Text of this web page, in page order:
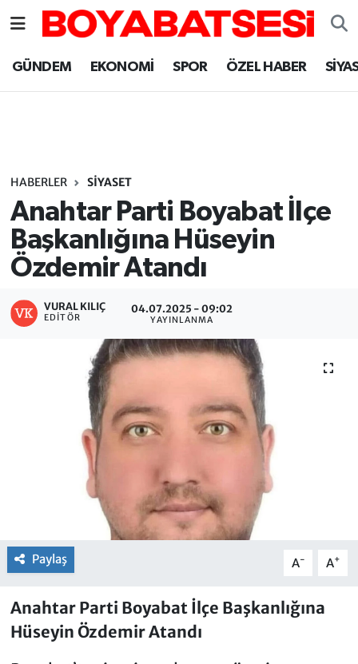
GÜNDEM EKONOMİ SPOR ÖZEL HABER
HABERLER SİYASET
Anahtar Parti Boyabat İlçe
Başkanlığına Hüseyin
Özdemir Atandı
VURAL KILIÇ
EDITÖR
04.07.2025 - 09:02
YAYINLANMA
Paylaş A- A+
Anahtar Parti Boyabat İlçe Başkanlığına
Hüseyin Özdemir Atandı
Sinop Nöbetçi Eczaneler
Sinop Trafik Yoğunluk Haritası
Süper Lig Puan Durumu ve Fikstür
Tüm Manşetler
Son Dakika Haberleri
Haber Arşivi